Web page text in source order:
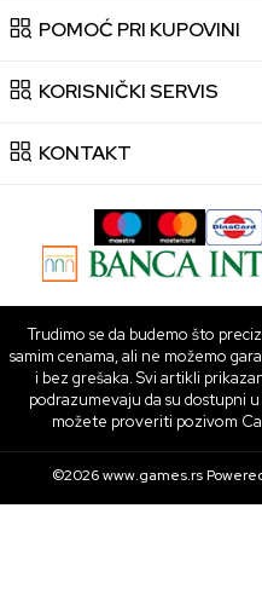
POMOĆ PRI KUPOVINI
KORISNIČKI SERVIS
KONTAKT
Trudimo se da budemo što
samim cenama, ali ne možemo
i bez grešaka. Svi artikli
podrazumevaju da su dostupni
možete proveriti pozivom
©2026www.games.rs